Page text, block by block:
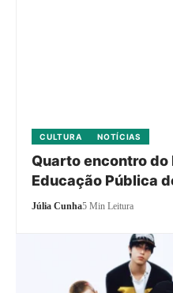
CULTURA NOTÍCIAS
Quarto encontro do
Educação Pública
Júlia Cunha5 Min Leitura